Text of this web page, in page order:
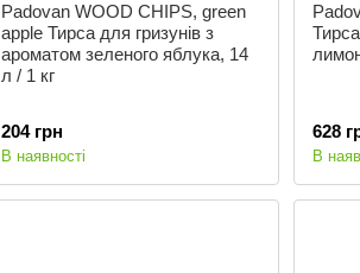
Padovan WOOD CHIPS, green
apple Тирса для гризунів з
ароматом зеленого яблука, 14
л / 1 кг
204 грн
В наявності
628
В